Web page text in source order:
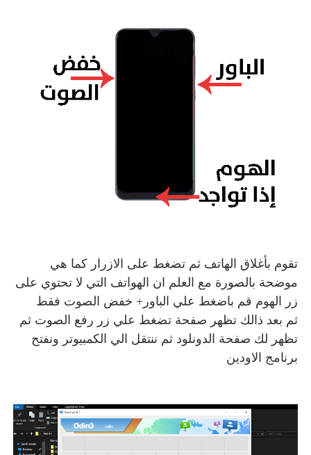
تقوم بأغلاق الهاتف ثم تضغط على الازرار كما هي
موضحة بالصورة مع العلم ان الهواتف التي لا تحتوي على
زر الهوم قم باضغط علي الباور+ خفض الصوت فقط
ثم بعد ذالك تظهر صفحة تضغط علي زر رفع الصوت ثم
تظهر لك صفحة الدونلود ثم ننتقل الي الكمبيوتر ونفتح
برنامج الاودين